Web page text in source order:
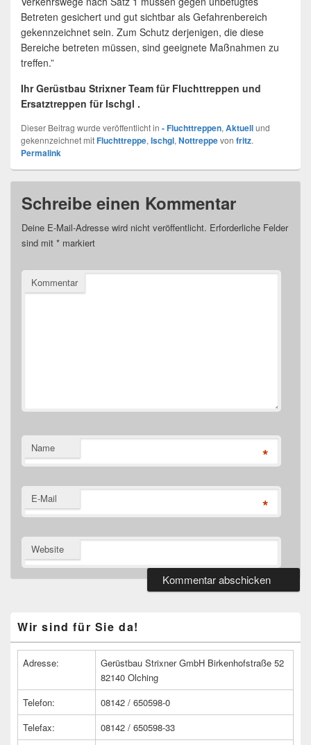
Betreten gesichert und gut sichtbar als Gefahrenbereich
gekennzeichnet sein. Zum Schutz derjenigen, die diese
Bereiche betreten müssen, sind geeignete Maßnahmen zu
treffen.”
Ihr Gerüstbau Strixner Team für Fluchttreppen und
Ersatztreppen für Ischgl .
Dieser Beitrag wurde veröffentlicht in - Fluchttreppen, Aktuellund
gekennzeichnet mitFluchttreppe, Ischgl, Nottreppevon fritz.
Permalink
Schreibe einen Kommentar
Deine E-Mail-Adresse wird nicht veröffentlicht. Erforderliche Felder
sind mit * markiert
Kommentar
Name *
E-Mail *
Website
Seitenleisten
Widget-
Wir sind für Sie da!
Adresse:
Gerüstbau Strixner GmbH Birkenhofstraße 52
82140 Olching
Telefon:
08142 / 650598-0
Telefax:
08142 / 650598-33